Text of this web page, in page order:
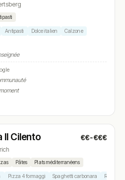
Antipasti Dolce italien Calzone
Il Cilento €€-€€€
Pâtes Plats méditerranéens
Pizza 4 formaggi Spaghetti carbonara Risotto